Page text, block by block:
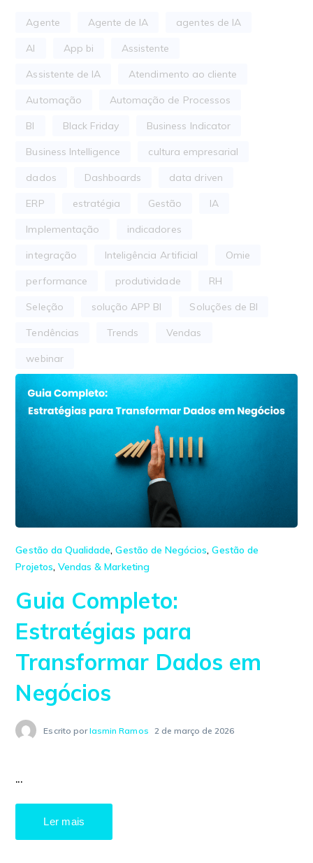
Gestão da Qualidade,Gestão de Negócios,Gestão de
Projetos, Vendas & Marketing
Guia Completo:
Estratégias para
Transformar Dados em
Negócios
Escrito porIasmin Ramos 2 de março de 2026
...
Ler mais
Agente Agente de IA agentes de IA
AI App bi Assistente
Assistente de IA Atendimento ao cliente
Automação Automação de Processos
BI Black Friday Business Indicator
Business Intelligence cultura empresarial
dados Dashboards data driven
ERP estratégia Gestão IA
Implementação indicadores
integração Inteligência Artificial Omie
performance produtividade RH
Seleção solução APP BI Soluções de BI
Tendências Trends Vendas
webinar